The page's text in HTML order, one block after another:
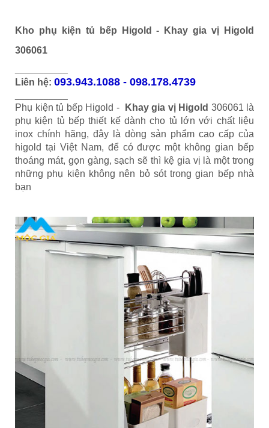
Kho phụ kiện tủ bếp Higold - Khay gia vị Higold
306061
Liên hệ: 093.943.1088 - 098.178.4739
Phụ kiện tủ bếp Higold - Khay gia vị Higold 306061 là
phụ kiện tủ bếp thiết kế dành cho tủ lớn với chất liệu
inox chính hãng, đây là dòng sản phẩm cao cấp của
higold tại Việt Nam, để có được một không gian bếp
thoáng mát, gọn gàng, sạch sẽ thì kệ gia vị là một trong
những phụ kiện không nên bỏ sót trong gian bếp nhà
bạn